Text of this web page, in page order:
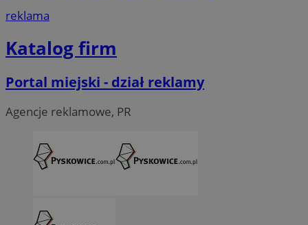
reklama
Katalog firm
Portal miejski - dział reklamy
Agencje reklamowe, PR